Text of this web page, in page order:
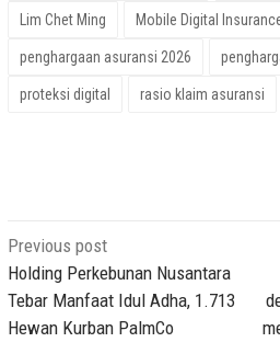
Lim Chet Ming Mobile Digital
penghargaan asuransi 2026
proteksi digital rasio klaim asuransi
Post
navigation
Previous post
Holding Perkebunan Nusantara
Tebar Manfaat Idul Adha, 1.713
Hewan Kurban PalmCo